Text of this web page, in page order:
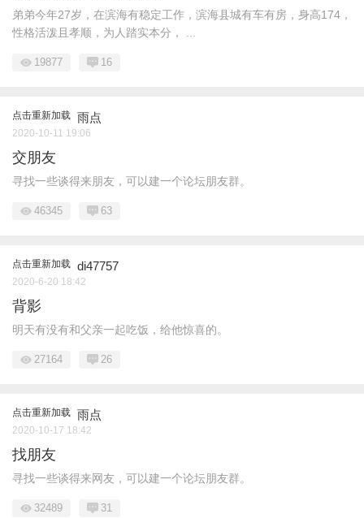
弟弟今年27岁，在滨海有稳定工作，滨海县城有车有房，身高174，
性格活泼且孝顺，为人踏实本分， ...
19877 16
点击重新加载 雨点
2020-10-11 19:06
交朋友
寻找一些谈得来朋友，可以建一个论坛朋友群。
46345 63
点击重新加载 di47757
2020-6-20 18:42
背影
明天有没有和父亲一起吃饭，给他惊喜的。
27164 26
点击重新加载 雨点
2020-10-17 18:42
找朋友
寻找一些谈得来网友，可以建一个论坛朋友群。
32489 31